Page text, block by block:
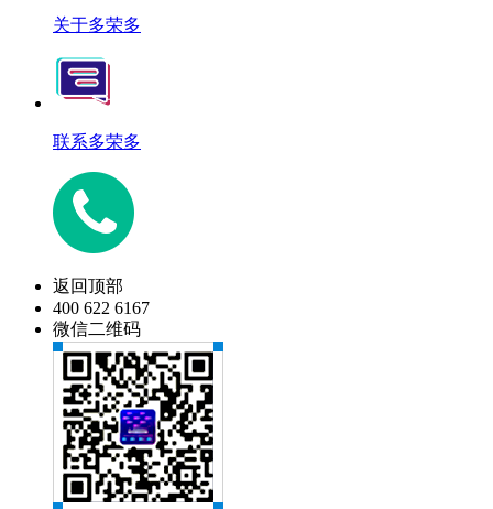
关于多荣多
联系多荣多
返回顶部
400 622 6167
微信二维码